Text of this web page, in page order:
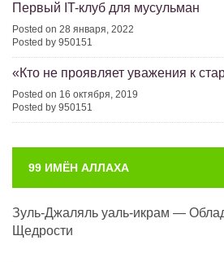
Первый IT-клуб для мусульман
Posted on 28 января, 2022
Posted by 950151
«Кто не проявляет уважения к
Posted on 16 октября, 2019
Posted by 950151
99 ИМЁН АЛЛАХА
Зуль-Джаляль уаль-икрам —
Щедрости